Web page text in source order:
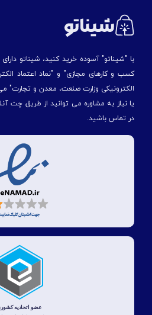
با "شیناتو" آسوده خرید کنید، شیناتو
کسب و کارهای مجازی" و "نماد اعتماد
الكترونیكی وزارت صنعت، معدن و تجارت"
یا نیاز به مشاوره می توانید از طریق چت
در تماس باشید.